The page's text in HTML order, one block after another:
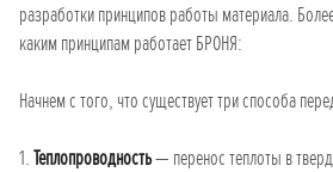
разработки принципов работы материала.
каким принципам работает БРОНЯ:
Начнем с того, что существует три способа
1.Теплопроводность— перенос теплоты в